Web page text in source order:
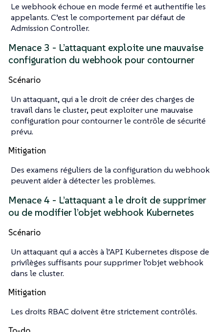
Le webhook échoue en mode fermé et authentifie les
appelants. C’est le comportement par défaut de
Admission Controller.
Menace 3 - L’attaquant exploite une mauvaise
configuration du webhook pour contourner
Scénario
Un attaquant, qui a le droit de créer des charges de
travail dans le cluster, peut exploiter une mauvaise
configuration pour contourner le contrôle de sécurité
prévu.
Mitigation
Des examens réguliers de la configuration du webhook
peuvent aider à détecter les problèmes.
Menace 4 - L’attaquant a le droit de supprimer
ou de modifier l’objet webhook Kubernetes
Scénario
Un attaquant qui a accès à l’API Kubernetes dispose de
privilèges suffisants pour supprimer l’objet webhook
dans le cluster.
Mitigation
Les droits RBAC doivent être strictement contrôlés.